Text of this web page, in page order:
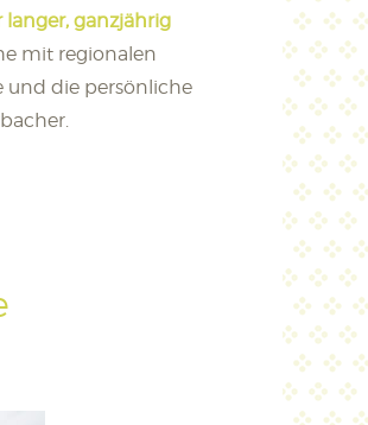
langer, ganzjährig
mit regionalen
und die persönliche